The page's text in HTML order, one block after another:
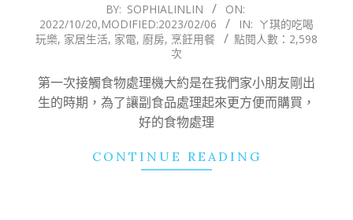
10-
20
BY: SOPHIALINLIN
ON:
2022/10/20,MODIFIED:2023/02/06 IN: ㄚ琪的吃喝
玩樂, 家居生活, 家電, 廚房, 烹飪用餐
點閱人數：2,598
次
第一次接觸食物處理機大約是在我們家小朋友剛出
生的時期，為了讓副食品處理起來更方便而購買，
好的食物處理
CONTINUE READING